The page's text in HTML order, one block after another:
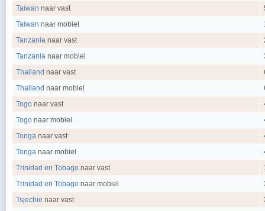
Taiwan naar vast
Taiwan naar mobiel
Tanzania naar vast
Tanzania naar mobiel
Thailand naar vast
Thailand naar mobiel
Togo naar vast
Togo naar mobiel
Tonga naar vast
Tonga naar mobiel
Trinidad en Tobago naar vast
Trinidad en Tobago naar mobiel
Tsjechie naar vast